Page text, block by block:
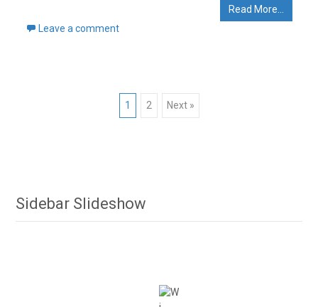
Read More…
Leave a comment
1 2 Next »
Sidebar Slideshow